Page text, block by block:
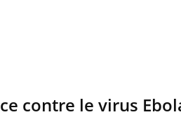
contre le virus